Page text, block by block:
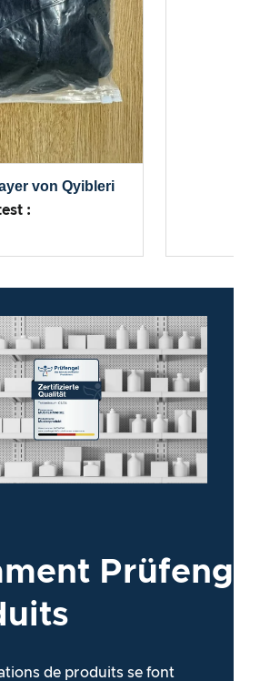
von Qyibleri
:
Prüfengel
de produits se font